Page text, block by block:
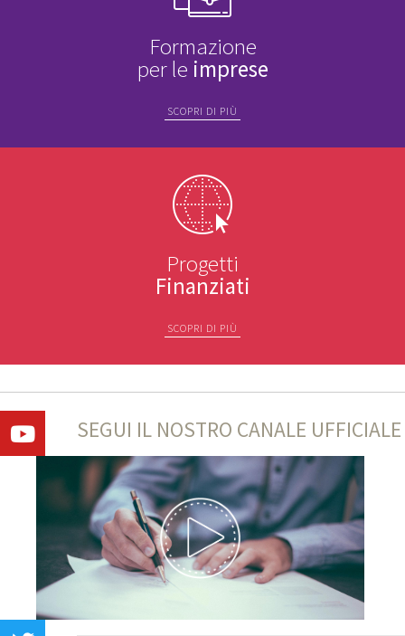
Formazione
per le imprese
SCOPRI DI PIÙ
Progetti
Finanziati
SCOPRI DI PIÙ
SEGUI IL NOSTRO CANALE UFFICIALE